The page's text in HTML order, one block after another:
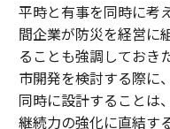
平時と有事を同時に考
間企業が防災を経営に
ることも強調しておき
市開発を検討する際に
同時に設計することは
継続力の強化に直結す